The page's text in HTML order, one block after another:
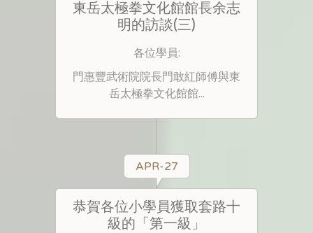
東岳太極拳文化館館長余志
明的訪談(三)
各位學員:
門惠豐武術院院長門敢紅師傅與東
岳太極拳文化館館...
APR-27
恭賀各位小學員獲取套路十
級的「第一級」